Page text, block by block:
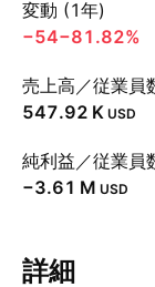
変動 (1年)
−54−81.82%
売上高／従業員
‪547.92 K‬ USD
純利益／従業員
‪−3.61 M‬ USD
詳細